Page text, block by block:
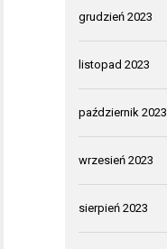
grudzień 2023
listopad 2023
październik 2023
wrzesień 2023
sierpień 2023